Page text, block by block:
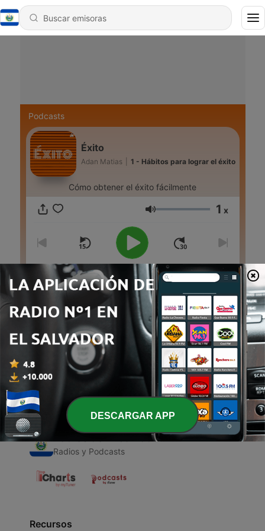
Podcasts
Éxito
Adan Matias 1 - Hábitos para lograr el éxito
Cómo obtener el éxito fácilmente
Volumen 1 x
00:00 00:00
Episodios
1 - Hábitos para lograr el éxito
16 jul. 2021
Radios de El Salvador
Radios y Podcasts
Recursos
DESCARGAR APP